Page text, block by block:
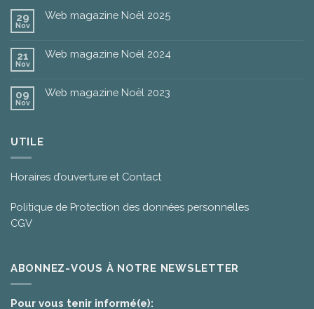
29
Nov
Web magazine Noël 2025
21
Nov
Web magazine Noël 2024
09
Nov
Web magazine Noël 2023
UTILE
Horaires d’ouverture et Contact
Politique de Protection des données personnelles
CGV
ABONNEZ-VOUS À NOTRE NEWSLETTER
Pour vous tenir informé(e):